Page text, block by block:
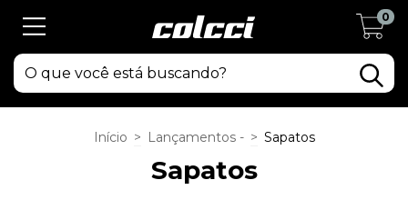
0
Início > Lançamentos - > Sapatos
Sapatos